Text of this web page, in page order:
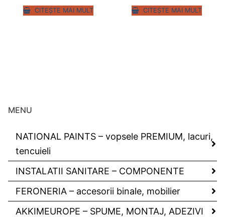
CITEȘTE MAI MULT CITEȘTE MAI MULT
MENU
NATIONAL PAINTS – vopsele PREMIUM, lacuri,
tencuieli
INSTALATII SANITARE – COMPONENTE
FERONERIA – accesorii binale, mobilier
AKKIMEUROPE – SPUME, MONTAJ, ADEZIVI